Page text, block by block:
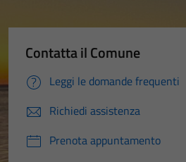
Contatta il Comune
Leggi le domande frequenti
Richiedi assistenza
Prenota appuntamento